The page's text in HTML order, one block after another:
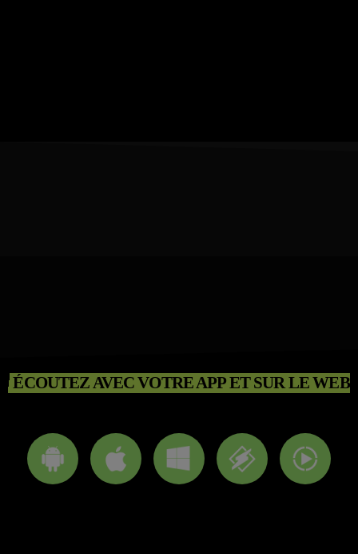
ÉCOUTEZ AVEC VOTRE APP ET SUR LE WEB